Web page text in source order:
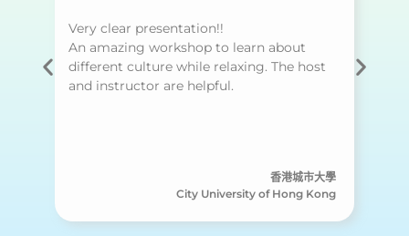
Very clear presentation!!
An amazing workshop to learn about
different culture while relaxing. The host
and instructor are helpful.
香港城市大學
City University of Hong Kong